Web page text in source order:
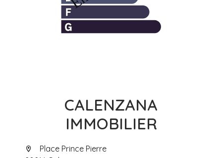
CALENZANA
IMMOBILIER
Place Prince Pierre